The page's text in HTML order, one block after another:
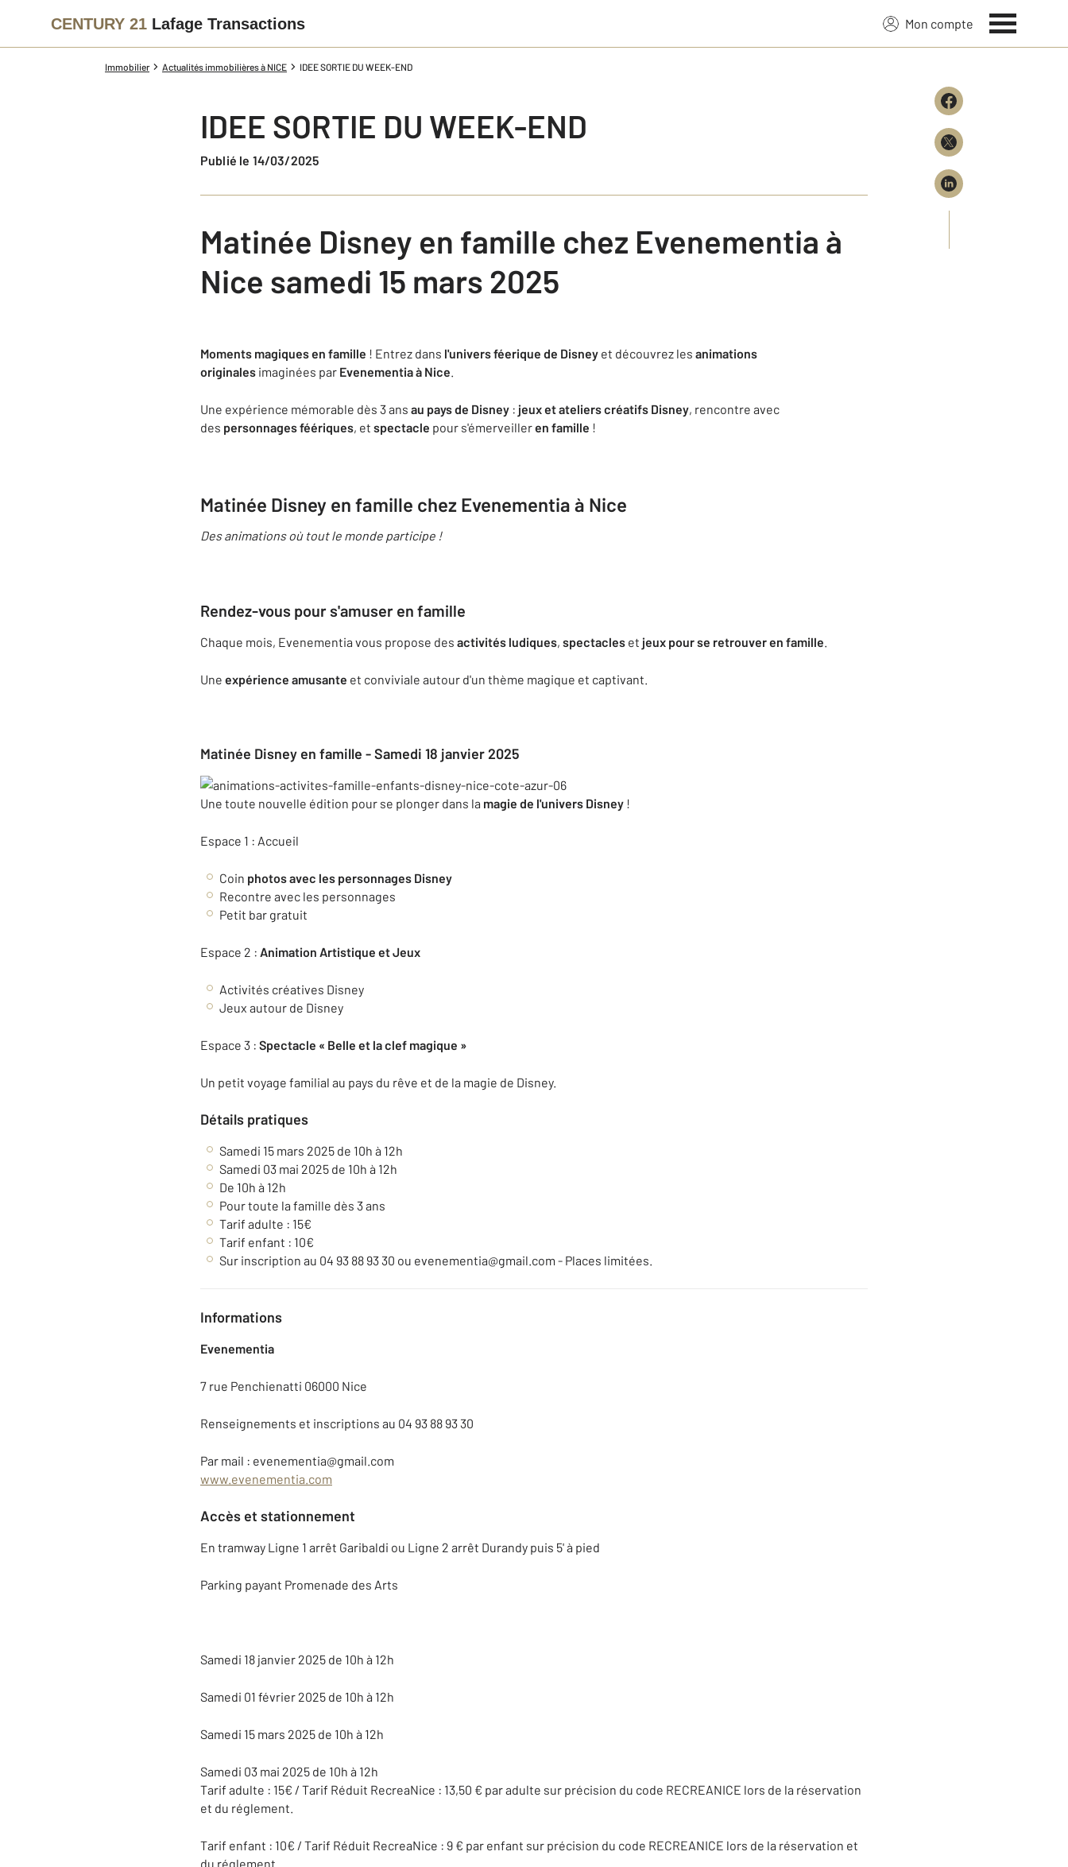
CENTURY 21 Lafage Transactions Mon compte
Immobilier Actualités immobilières à NICE IDEE SORTIE DU WEEK-END
IDEE SORTIE DU WEEK-END
Publié le 14/03/2025
Matinée Disney en famille chez Evenementia à
Nice samedi 15 mars 2025
Moments magiques en famille ! Entrez dans l'univers féerique de Disney et découvrez les animations
originales imaginées par Evenementia à Nice.
Une expérience mémorable dès 3 ans au pays de Disney : jeux et ateliers créatifs Disney, rencontre avec
des personnages féériques, et spectacle pour s'émerveilleren famille !
Matinée Disney en famille chez Evenementia à Nice
Des animations où tout le monde participe !
Rendez-vous pour s'amuser en famille
Chaque mois, Evenementia vous propose des activités ludiques, spectacles et jeux pourse retrouver en famille.
Une expérience amusante et conviviale autour d'un thème magique et captivant.
Matinée Disney en famille - Samedi 18 janvier 2025
Une toute nouvelle édition pour se plonger dans la magie de l'univers Disney !
Espace 1 : Accueil
Coin photos avec les personnages Disney
Recontre avec les personnages
Petit bar gratuit
Espace 2 : Animation Artistique et Jeux
Activités créatives Disney
Jeux autour de Disney
Espace 3 : Spectacle « Belle et la clef magique »
Un petit voyage familial au pays du rêve et de la magie de Disney.
Détails pratiques
Samedi 15 mars 2025 de 10h à 12h
Samedi 03 mai 2025 de 10h à 12h
De 10h à 12h
Pour toute la famille dès 3 ans
Tarif adulte : 15€
Tarif enfant : 10€
Sur inscription au 04 93 88 93 30 ou evenementia@gmail.com - Places limitées.
Informations
Evenementia
7 rue Penchienatti 06000 Nice
Renseignements et inscriptions au 04 93 88 93 30
Par mail : evenementia@gmail.com
www.evenementia.com
Accès et stationnement
En tramway Ligne 1 arrêt Garibaldi ou Ligne 2 arrêt Durandy puis 5' à pied
Parking payant Promenade des Arts
Samedi 18 janvier 2025 de 10h à 12h
Samedi 01 février 2025 de 10h à 12h
Samedi 15 mars 2025 de 10h à 12h
Samedi 03 mai 2025 de 10h à 12h
Tarif adulte : 15€ / Tarif Réduit RecreaNice : 13,50 € par adulte sur précision du code RECREANICE lors de la réservation
et du réglement.
Tarif enfant : 10€ / Tarif Réduit RecreaNice : 9 € par enfant sur précision du code RECREANICE lors de la réservation et
du réglement.